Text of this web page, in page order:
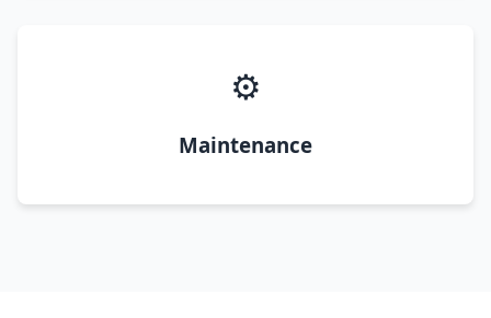
⚙️
Maintenance